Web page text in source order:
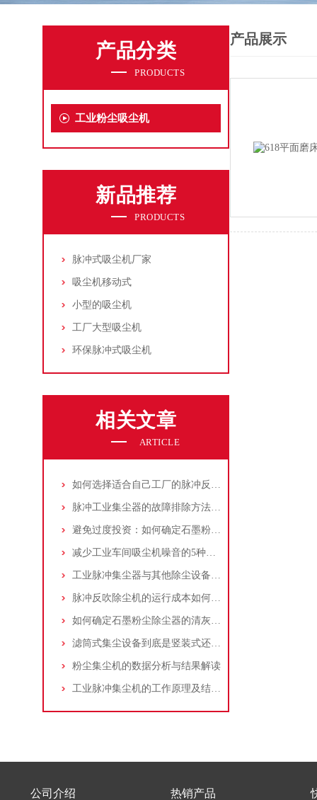
产品分类
PRODUCTS
工业粉尘吸尘机
新品推荐
PRODUCTS
脉冲式吸尘机厂家
吸尘机移动式
小型的吸尘机
工厂大型吸尘机
环保脉冲式吸尘机
相关文章
ARTICLE
如何选择适合自己工厂的脉冲反吹工业集尘器
脉冲工业集尘器的故障排除方法和注意事项
避免过度投资：如何确定石墨粉尘除尘器的合理价格区间
减少工业车间吸尘机噪音的5种方法
工业脉冲集尘器与其他除尘设备的比较
脉冲反吹除尘机的运行成本如何控制和优化？
如何确定石墨粉尘除尘器的清灰速度？
滤筒式集尘设备到底是竖装式还是横装式？
粉尘集尘机的数据分析与结果解读
工业脉冲集尘机的工作原理及结构特点说明
产品展示
公司介绍 热销产品